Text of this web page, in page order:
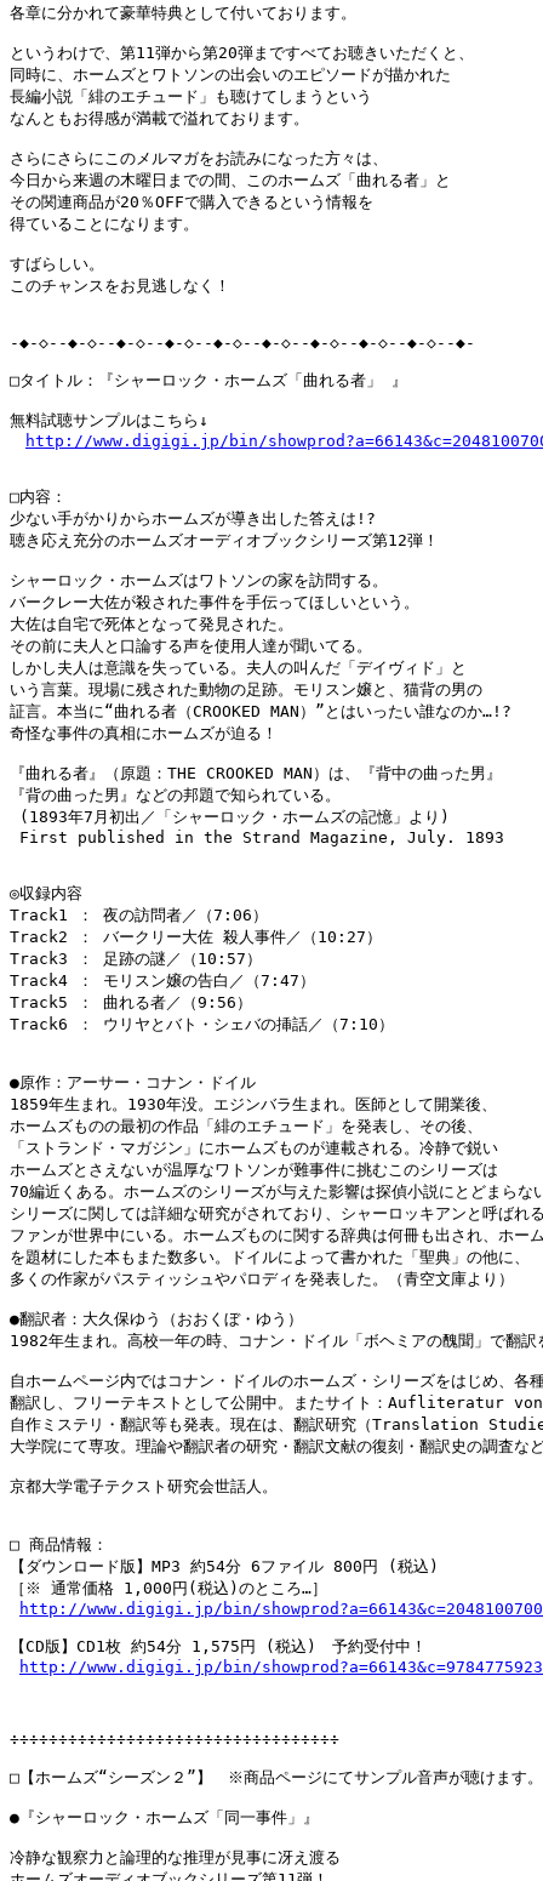
各章に分かれて豪華特典として付いております。
というわけで、第11弾から第20弾まですべてお聴きいただくと、
同時に、ホームズとワトソンの出会いのエピソードが描かれた
長編小説「緋のエチュード」も聴けてしまうという
なんともお得感が満載で溢れております。
さらにさらにこのメルマガをお読みになった方々は、
今日から来週の木曜日までの間、このホームズ「曲れる者」と
その関連商品が20％OFFで購入できるという情報を
得ていることになります。
すばらしい。
このチャンスをお見逃しなく！
-◆-◇--◆-◇--◆-◇--◆-◇--◆-◇--◆-◇--◆-◇--◆-◇--◆-◇--◆-
□タイトル：『シャーロック・ホームズ「曲れる者」 』
無料試聴サンプルはこちら↓
http://www.digigi.jp/bin/
□内容：
少ない手がかりからホームズが導き出した答えは!?
聴き応え充分のホームズオーディオブックシリーズ第12弾！
シャーロック・ホームズはワトソンの家を訪問する。
バークレー大佐が殺された事件を手伝ってほしいという。
大佐は自宅で死体となって発見された。
その前に夫人と口論する声を使用人達が聞いてる。
しかし夫人は意識を失っている。夫人の叫んだ「デイヴィド」と
いう言葉。現場に残された動物の足跡。モリスン嬢と、猫背の男の
証言。本当に“曲れる者（CROOKED MAN）”とはいったい誰なのか…!?
奇怪な事件の真相にホームズが迫る！
『曲れる者』（原題：THE CROOKED MAN）は、『背中の曲った男』
『背の曲った男』などの邦題で知られている。
(1893年7月初出／「シャーロック・ホームズの記憶」より)
First published in the Strand Magazine, July. 1893
◎収録内容
Track1 ： 夜の訪問者／（7:06）
Track2 ： バークリー大佐 殺人事件／（10:27）
Track3 ： 足跡の謎／（10:57）
Track4 ： モリスン嬢の告白／（7:47）
Track5 ： 曲れる者／（9:56）
Track6 ： ウリヤとバト・シェバの挿話／（7:10）
●原作：アーサー・コナン・ドイル
1859年生まれ。1930年没。エジンバラ生まれ。医師として開業後、
ホームズものの最初の作品「緋のエチュード」を発表し、その後、
「ストランド・マガジン」にホームズものが連載される。冷静で鋭い
ホームズとさえないが温厚なワトソンが難事件に挑むこのシリーズは
70編近くある。ホームズのシリーズが与えた影響は探偵小説にとどまらな
シリーズに関しては詳細な研究がされており、シャーロッキアンと呼ばれ
ファンが世界中にいる。ホームズものに関する辞典は何冊も出され、ホー
を題材にした本もまた数多い。ドイルによって書かれた「聖典」の他に、
多くの作家がパスティッシュやパロディを発表した。（青空文庫より）
●翻訳者：大久保ゆう（おおくぼ・ゆう）
1982年生まれ。高校一年の時、コナン・ドイル「ボヘミアの醜聞」で翻
自ホームページ内ではコナン・ドイルのホームズ・シリーズをはじめ、各
翻訳し、フリーテキストとして公開中。またサイト：Aufliteratur
自作ミステリ・翻訳等も発表。現在は、翻訳研究（Translation
大学院にて専攻。理論や翻訳者の研究・翻訳文献の復刻・翻訳史の調査
京都大学電子テクスト研究会世話人。
□ 商品情報：
【ダウンロード版】MP3 約54分 6ファイル 800円 (税込)
［※ 通常価格 1,000円(税込)のところ…］
http://www.digigi.jp/bin/
【CD版】CD1枚 約54分 1,575円 (税込)　予約受付中！
http://www.digigi.jp/bin/
÷÷÷÷÷÷÷÷÷÷÷÷÷÷÷÷÷÷÷÷÷÷÷÷÷÷÷÷÷÷÷÷÷÷
□【ホームズ“シーズン２”】　※商品ページにてサンプル音声が聴けます。
●『シャーロック・ホームズ「同一事件」』
冷静な観察力と論理的な推理が見事に冴え渡る